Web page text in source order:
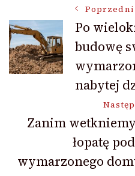
Nawigacja
wpisu
Poprzedni
Po
budowę
nabytej
Zanim
łopatę
wymarzonego